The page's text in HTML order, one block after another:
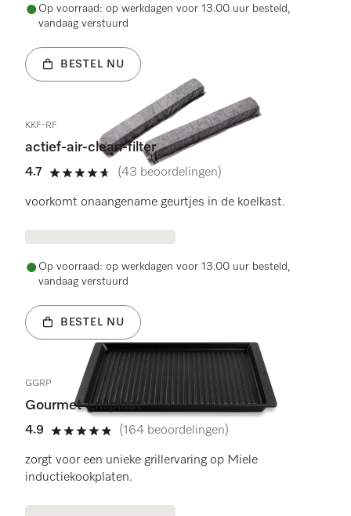
Op voorraad: op werkdagen voor 13.00 uur besteld,
vandaag verstuurd
BESTEL NU
KKF-RF
actief-air-clean-filter
4.7
4.7 sterren op 5
(43 beoordelingen)
voorkomt onaangename geurtjes in de koelkast.
Op voorraad: op werkdagen voor 13.00 uur besteld,
vandaag verstuurd
BESTEL NU
GGRP
Gourmet-grillplaat
4.9
4.9 sterren op 5
(164 beoordelingen)
zorgt voor een unieke grillervaring op Miele
inductiekookplaten.